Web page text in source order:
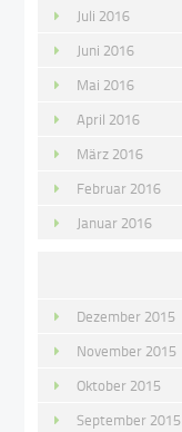
Juli 2016
Juni 2016
Mai 2016
April 2016
März 2016
Februar 2016
Januar 2016
Dezember 2015
November 2015
Oktober 2015
September 2015